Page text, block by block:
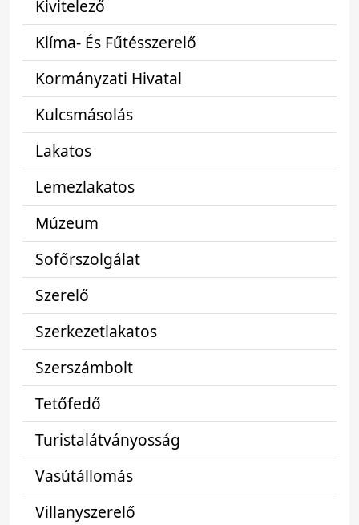
Kivitelező
Klíma- És Fűtésszerelő
Kormányzati Hivatal
Kulcsmásolás
Lakatos
Lemezlakatos
Múzeum
Sofőrszolgálat
Szerelő
Szerkezetlakatos
Szerszámbolt
Tetőfedő
Turistalátványosság
Vasútállomás
Villanyszerelő